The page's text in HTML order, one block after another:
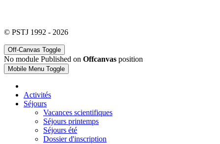
© PSTJ 1992 - 2026
Off-Canvas Toggle
No module Published on Offcanvas position
Mobile Menu Toggle
Activités
Séjours
Vacances scientifiques
Séjours printemps
Séjours été
Dossier d'inscription